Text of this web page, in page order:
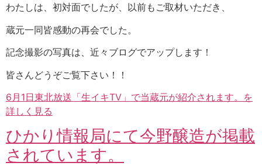
わたしは、初対面でしたが、以前もご取材いただき、
蔵元一同皆感動の再会でした。
記念撮影の写真は、近々ブログでアップします！
皆さんどうぞご覧下さい！！
6月1日東北放送「生イキTV」で当蔵元が紹介されます。を
詳しく見る
ひかり情報局にて今野醸造が掲載
されています。